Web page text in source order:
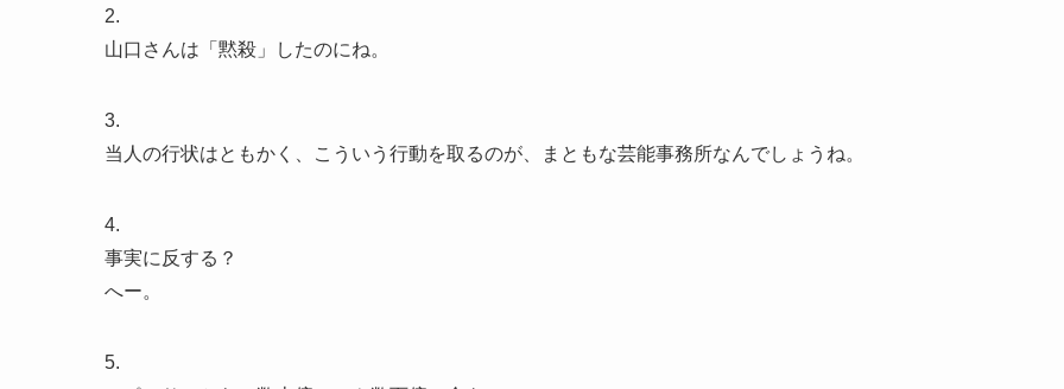
2.
山口さんは「黙殺」したのにね。
3.
当人の行状はともかく、こういう行動を取るのが、まともな芸能事務所なんでしょうね。
4.
事実に反する？
へー。
5.